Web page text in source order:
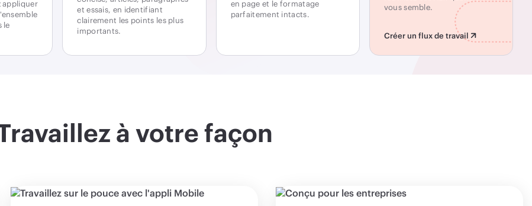
appliquer
le
et essais, en identifiant
clairement les points les plus
importants.
en page et le formatage
parfaitement intacts.
vous semble.
Créer un flux de travail
à votre façon